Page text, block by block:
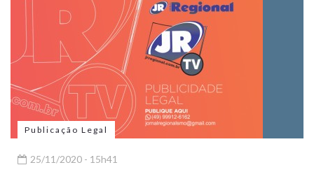
Publicação Legal
25/11/2020 - 15h41